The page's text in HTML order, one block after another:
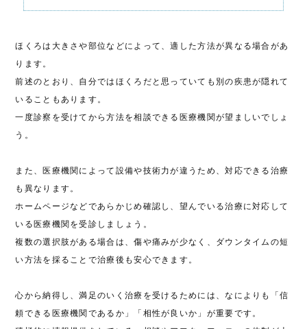
ほくろは大きさや部位などによって、適した方法が異なる場合があ
ります。
前述のとおり、自分ではほくろだと思っていても別の疾患が隠れて
いることもあります。
一度診察を受けてから方法を相談できる医療機関が望ましいでしょ
う。
また、医療機関によって設備や技術力が違うため、対応できる治療
も異なります。
ホームページなどであらかじめ確認し、望んでいる治療に対応して
いる医療機関を受診しましょう。
複数の選択肢がある場合は、傷や痛みが少なく、ダウンタイムの短
い方法を採ることで治療後も安心できます。
心から納得し、満足のいく治療を受けるためには、なによりも「信
頼できる医療機関であるか」「相性が良いか」が重要です。